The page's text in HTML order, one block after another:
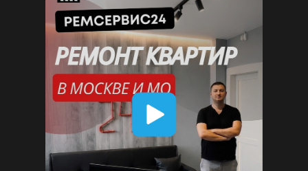
Дмитрий Уханов
Основатель «Ремсервис24»
Наши услуги